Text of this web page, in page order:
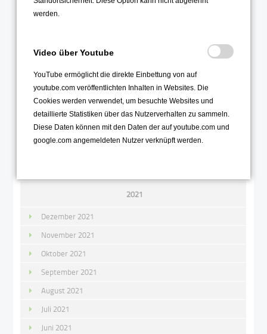
September 2022
Juli 2022
Juni 2022
Mai 2022
April 2022
März 2022
2021
Dezember 2021
November 2021
Oktober 2021
September 2021
August 2021
Juli 2021
Juni 2021
werden.
Video über Youtube
YouTube ermöglicht die direkte Einbettung von auf
youtube.com veröffentlichten Inhalten in Websites. Die
Cookies werden verwendet, um besuchte Websites und
detaillierte Statistiken über das Nutzerverhalten zu sammeln.
Diese Daten können mit den Daten der auf youtube.com und
google.com angemeldeten Nutzer verknüpft werden.